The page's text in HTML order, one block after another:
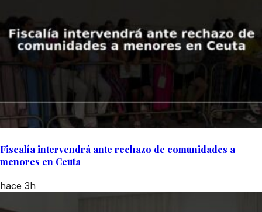
Fiscalía intervendrá ante rechazo de comunidades a
menores en Ceuta
hace 3h